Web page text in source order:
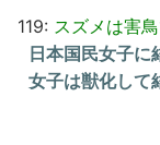
119: スズメは害
日本国民女子に
女子は獣化して